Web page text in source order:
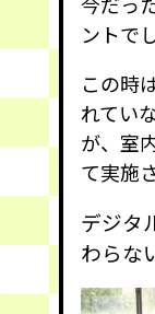
ントで
この時
れてい
が、室
て実施
デジタ
わらな